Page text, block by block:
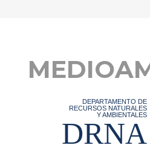
DEPARTAMENTO DE
RECURSOS NATURALES
Y AMBIENTALES
DRNA